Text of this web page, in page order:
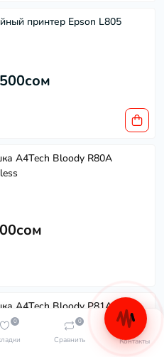
0
Сравнить
0
Контакты
принтер Epson L805
A4Tech Bloody R80A
A4Tech Bloody P81A USB